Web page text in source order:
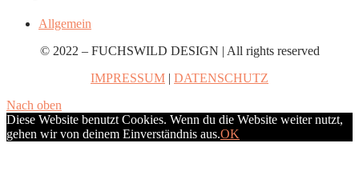
Allgemein
© 2022 – FUCHSWILD DESIGN | All rights reserved
IMPRESSUM | DATENSCHUTZ
Nach oben
Diese Website benutzt Cookies. Wenn du die Website weiter nutzt,
gehen wir von deinem Einverständnis aus.OK